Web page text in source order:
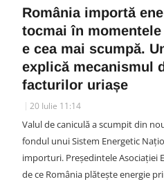
România importă
tocmai în
e cea mai scumpă.
explică mecanismul
facturilor uriașe
20 Iulie 11:14
Valul de caniculă a scumpit din
fondul unui Sistem Energetic
importuri. Președintele Asociației
de ce România plătește energie